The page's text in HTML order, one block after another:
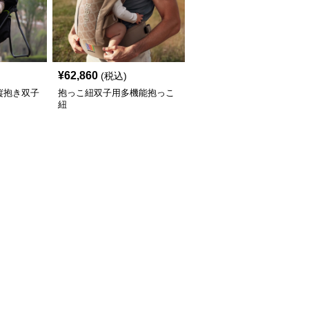
抱き双子
¥62,860 (税込)
抱っこ紐双子用多機能抱っこ
紐